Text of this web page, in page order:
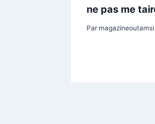
ne pas me
Par magazineoutamsi